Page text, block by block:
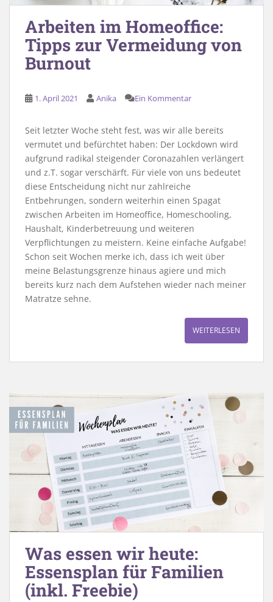
Arbeiten im Homeoffice:
Tipps zur Vermeidung von
Burnout
1. April 2021 Anika Ein Kommentar
Seit letzter Woche steht fest, was wir alle bereits
vermutet und befürchtet haben: Der Lockdown wird
aufgrund radikal steigender Coronazahlen verlängert
und z.T. sogar verschärft. Für viele von uns bedeutet
diese Entscheidung nicht nur zahlreiche
Entbehrungen, sondern weiterhin einen Spagat
zwischen Arbeiten im Homeoffice, Homeschooling,
Haushalt, Kinderbetreuung und weiteren
Verpflichtungen zu meistern. Keine einfache Aufgabe!
Schon seit Wochen merke ich, dass ich weit über
meine Belastungsgrenze hinaus agiere und mich
bereits kurz nach dem Aufstehen wieder nach meiner
Matratze sehne.
WEITERLESEN
Was essen wir heute:
Essensplan für Familien
(inkl. Freebie)